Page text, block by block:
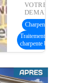
VOTRE
DEMANDE :
Charpente bois
Traitement
charpente bois